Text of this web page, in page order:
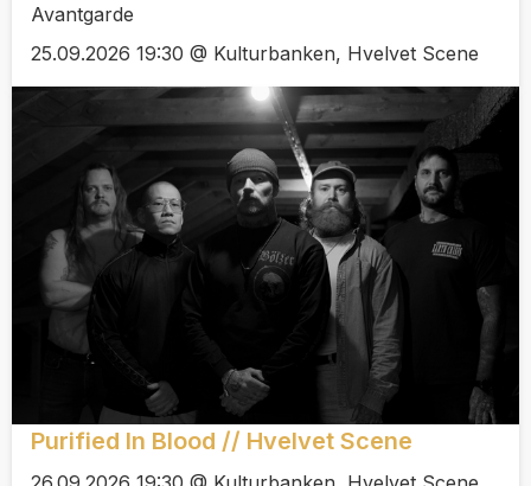
Avantgarde
25.09.2026 19:30 @ Kulturbanken, Hvelvet Scene
Purified In Blood // Hvelvet Scene